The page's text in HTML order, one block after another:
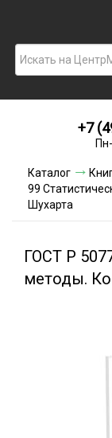
+7
Каталог
99
Шухарта
ГОСТ Р
методы.